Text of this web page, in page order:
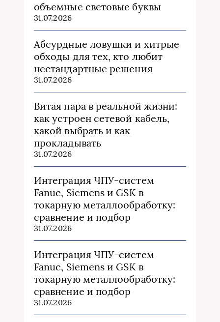
объемные световые буквы
31.07.2026
Абсурдные ловушки и хитрые
обходы для тех, кто любит
нестандартные решения
31.07.2026
Витая пара в реальной жизни:
как устроен сетевой кабель,
какой выбрать и как
прокладывать
31.07.2026
Интеграция ЧПУ-систем
Fanuc, Siemens и GSK в
токарную металлообработку:
сравнение и подбор
31.07.2026
Интеграция ЧПУ-систем
Fanuc, Siemens и GSK в
токарную металлообработку:
сравнение и подбор
31.07.2026